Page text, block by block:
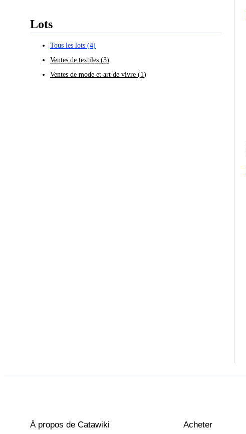
Lots
Tous les lots (4)
Ventes de textiles (3)
Ventes de mode et art de vivre (1)
À propos de Catawiki Acheter